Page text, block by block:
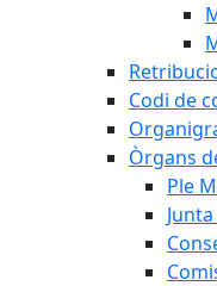
Codi de
Òrgans
Ple